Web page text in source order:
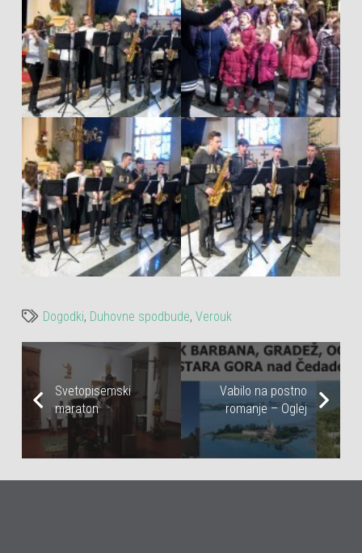
Dogodki, Duhovne spodbude,Verouk
Svetopisemski
maraton
Vabilo na postno
romanje – Oglej